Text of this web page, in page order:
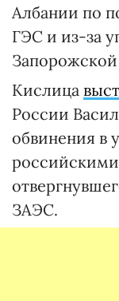
Албании по
ГЭС и из-за
Кислица
России
обвинения в
ЗАЭС.